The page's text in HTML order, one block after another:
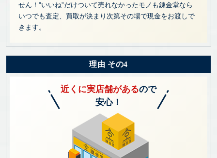
せん！”いいね”だけついて売れなかったモノも錬金堂なら
いつでも査定、買取が決まり次第その場で現金をお渡しで
きます。
理由 その4
近くに実店舗があるので
安心！